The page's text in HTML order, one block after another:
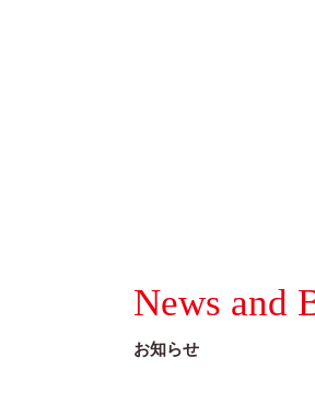
News and
お知らせ